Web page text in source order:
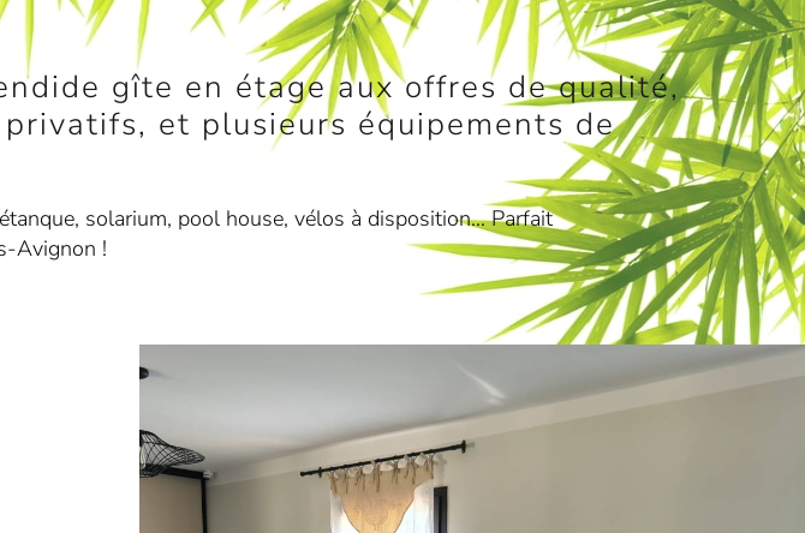
gîte en étage aux offres de qualité,
et plusieurs équipements de
solarium, pool house, vélos à disposition… Parfait
Avignon !